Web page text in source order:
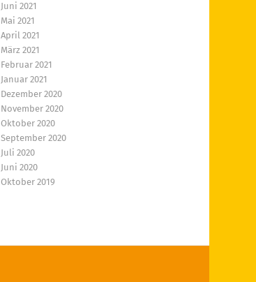
Juni 2021
Mai 2021
April 2021
März 2021
Februar 2021
Januar 2021
Dezember 2020
November 2020
Oktober 2020
September 2020
Juli 2020
Juni 2020
Oktober 2019